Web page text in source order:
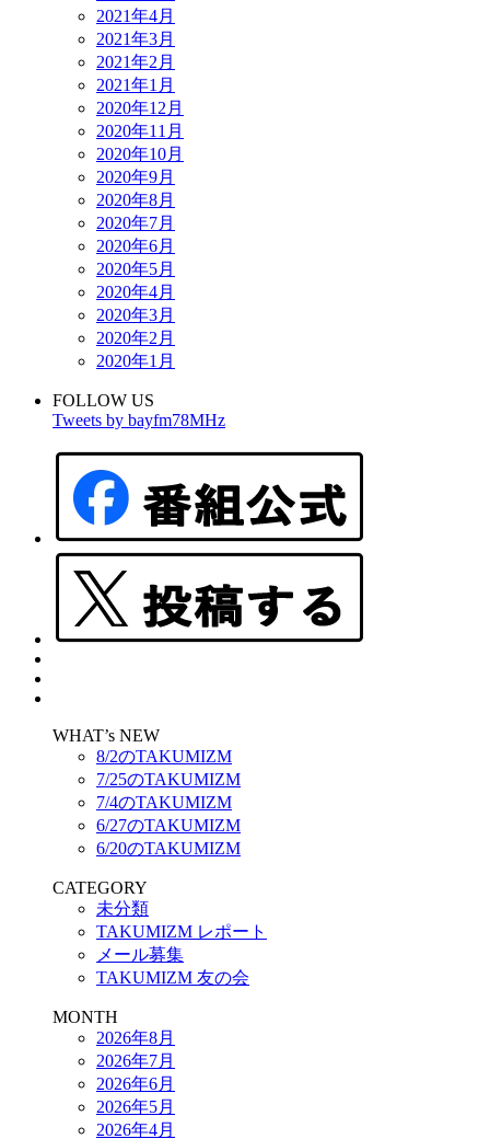
2021年4月
2021年3月
2021年2月
2021年1月
2020年12月
2020年11月
2020年10月
2020年9月
2020年8月
2020年7月
2020年6月
2020年5月
2020年4月
2020年3月
2020年2月
2020年1月
FOLLOW US
Tweets by bayfm78MHz
WHAT’s NEW
8/2のTAKUMIZM
7/25のTAKUMIZM
7/4のTAKUMIZM
6/27のTAKUMIZM
6/20のTAKUMIZM
CATEGORY
未分類
TAKUMIZM レポート
メール募集
TAKUMIZM 友の会
MONTH
2026年8月
2026年7月
2026年6月
2026年5月
2026年4月